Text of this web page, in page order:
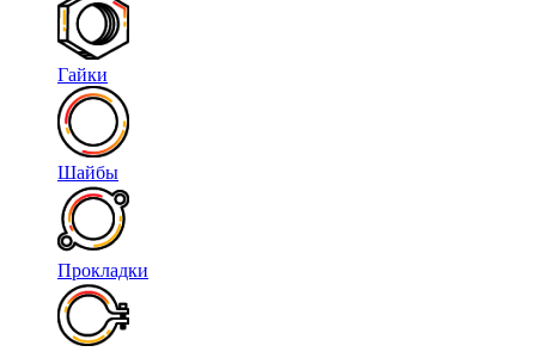
Гайки
Шайбы
Прокладки